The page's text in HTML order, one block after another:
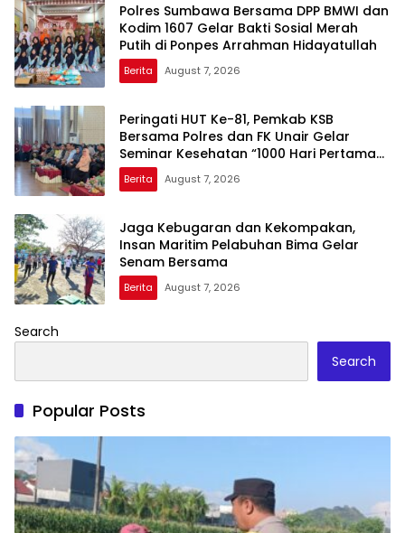
Polres Sumbawa Bersama DPP BMWI dan
Kodim 1607 Gelar Bakti Sosial Merah
Putih di Ponpes Arrahman Hidayatullah
Berita August 7, 2026
Peringati HUT Ke-81, Pemkab KSB
Bersama Polres dan FK Unair Gelar
Seminar Kesehatan “1000 Hari Pertama
Kehidupan”
Berita August 7, 2026
Jaga Kebugaran dan Kekompakan,
Insan Maritim Pelabuhan Bima Gelar
Senam Bersama
Berita August 7, 2026
Search
Search
Popular Posts